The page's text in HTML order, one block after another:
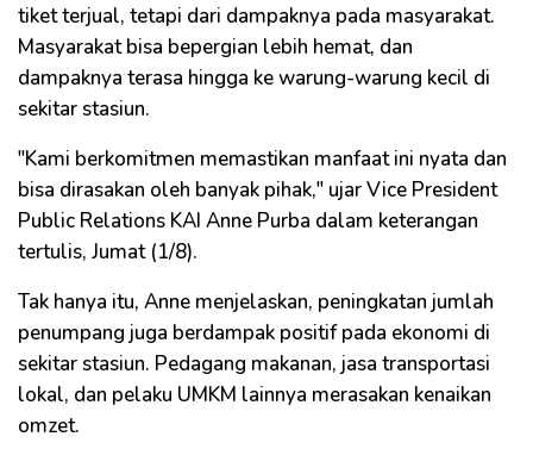
tiket terjual, tetapi dari dampaknya pada masyarakat.
Masyarakat bisa bepergian lebih hemat, dan
dampaknya terasa hingga ke warung-warung kecil di
sekitar stasiun.
"Kami berkomitmen memastikan manfaat ini nyata dan
bisa dirasakan oleh banyak pihak," ujar Vice President
Public Relations KAI Anne Purba dalam keterangan
tertulis, Jumat (1/8).
Tak hanya itu, Anne menjelaskan, peningkatan jumlah
penumpang juga berdampak positif pada ekonomi di
sekitar stasiun. Pedagang makanan, jasa transportasi
lokal, dan pelaku UMKM lainnya merasakan kenaikan
omzet.